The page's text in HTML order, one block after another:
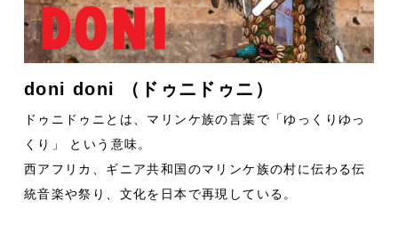
doni doni （ドゥニドゥニ）
ドゥニドゥニとは、マリンケ族の言葉で「ゆっくりゆっ
くり」 という意味。
西アフリカ、ギニア共和国のマリンケ族の村に伝わる伝
統音楽や祭り、文化を日本で再現している。